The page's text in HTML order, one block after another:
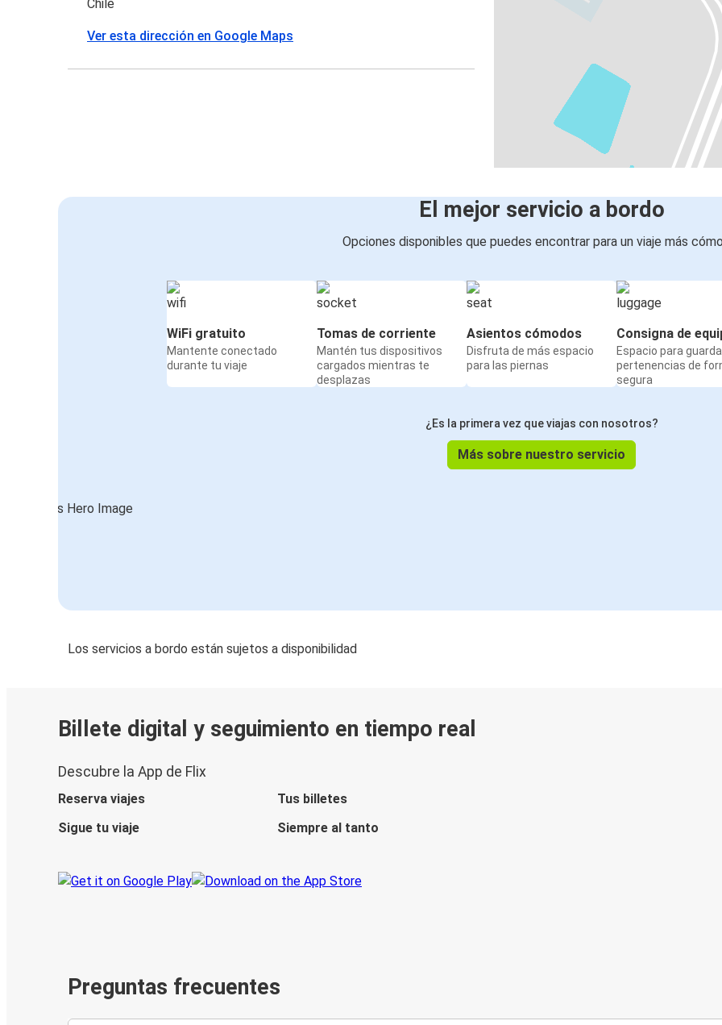
Chile
Ver esta dirección en Google Maps
El mejor servicio a bordo
Opciones disponibles que puedes encontrar para un viaje más
WiFi gratuito
Mantente conectado
durante tu viaje
Tomas de corriente
Mantén tus dispositivos
cargados mientras te
desplazas
Asientos cómodos
Disfruta de más espacio
para las piernas
Consigna de
Espacio para
pertenencias de
segura
¿Es la primera vez que viajas con nosotros?
Más sobre nuestro servicio
Los servicios a bordo están sujetos a disponibilidad
Billete digital y seguimiento en tiempo real
Descubre la App de Flix
Reserva viajes
Tus billetes
Sigue tu viaje
Siempre al tanto
Preguntas frecuentes